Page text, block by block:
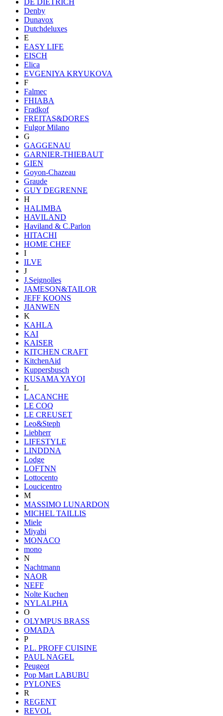
Denby
Dunavox
Dutchdeluxes
E
EASY LIFE
EISCH
Elica
EVGENIYA KRYUKOVA
F
Falmec
FHIABA
Fradkof
FREITAS&DORES
Fulgor Milano
G
GAGGENAU
GARNIER-THIEBAUT
GIEN
Goyon-Chazeau
Graude
GUY DEGRENNE
H
HALIMBA
HAVILAND
Haviland & C.Parlon
HITACHI
HOME CHEF
I
ILVE
J
J.Seignolles
JAMESON&TAILOR
JEFF KOONS
JIANWEN
K
KAHLA
KAI
KAISER
KITCHEN CRAFT
KitchenAid
Kuppersbusch
KUSAMA YAYOI
L
LACANCHE
LE COQ
LE CREUSET
Leo&Steph
Liebherr
LIFESTYLE
LINDDNA
Lodge
LOFTNN
Lottocento
Loucicentro
M
MASSIMO LUNARDON
MICHEL TAILLIS
Miele
Miyabi
MONACO
mono
N
Nachtmann
NAOR
NEFF
Nolte Kuchen
NYLALPHA
O
OLYMPUS BRASS
OMADA
P
P.L. PROFF CUISINE
PAUL NAGEL
Peugeot
Pop Mart LABUBU
PYLONES
R
REGENT
REVOL